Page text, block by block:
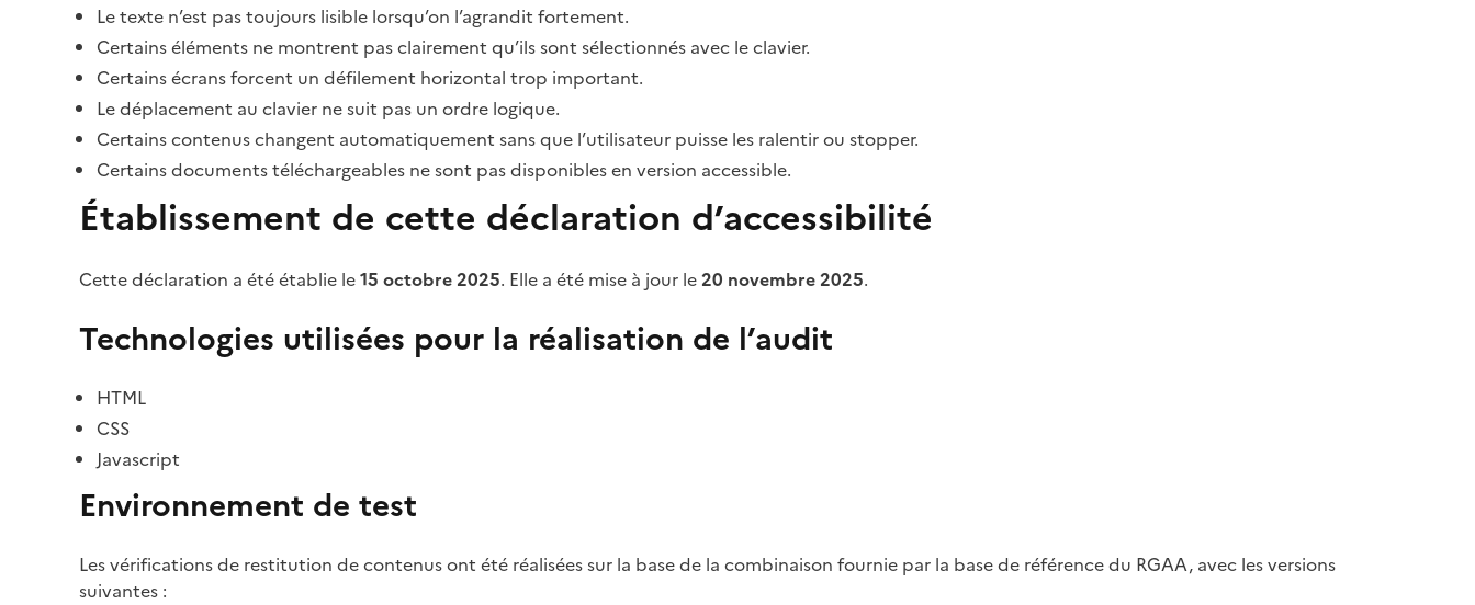
Le texte n’est pas toujours lisible lorsqu’on l’agrandit fortement.
Certains éléments ne montrent pas clairement qu’ils sont sélectionnés avec le clavier.
Certains écrans forcent un défilement horizontal trop important.
Le déplacement au clavier ne suit pas un ordre logique.
Certains contenus changent automatiquement sans que l’utilisateur puisse les ralentir ou stopper.
Certains documents téléchargeables ne sont pas disponibles en version accessible.
Établissement de cette déclaration d’accessibilité
Cette déclaration a été établie le15 octobre 2025. Elle a été mise à jour le20 novembre 2025.
Technologies utilisées pour la réalisation de l’audit
HTML
CSS
Javascript
Environnement de test
Les vérifications de restitution de contenus ont été réalisées sur la base de la combinaison fournie par la base de référence du RGAA, avec les versions
suivantes :